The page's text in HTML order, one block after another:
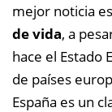
mejor noticia
de vida, a
hace el Estado
de países
España es un